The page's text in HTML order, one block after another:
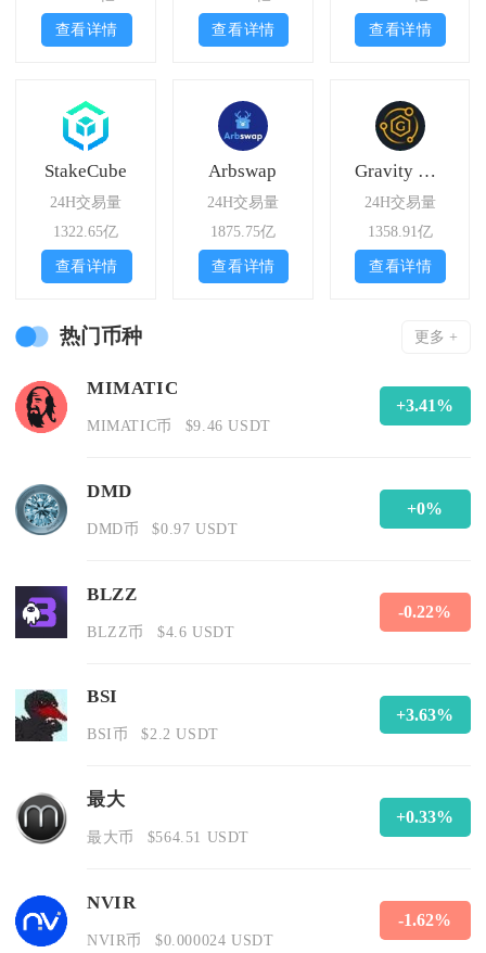
查看详情
查看详情
查看详情
StakeCube
24H交易量
1322.65亿
查看详情
Arbswap
24H交易量
1875.75亿
查看详情
Gravity Finance
24H交易量
1358.91亿
查看详情
热门币种 更多 +
MIMATIC
MIMATIC币 $9.46 USDT
+3.41%
DMD
DMD币 $0.97 USDT
+0%
BLZZ
BLZZ币 $4.6 USDT
-0.22%
BSI
BSI币 $2.2 USDT
+3.63%
最大
最大币 $564.51 USDT
+0.33%
NVIR
NVIR币 $0.000024 USDT
-1.62%